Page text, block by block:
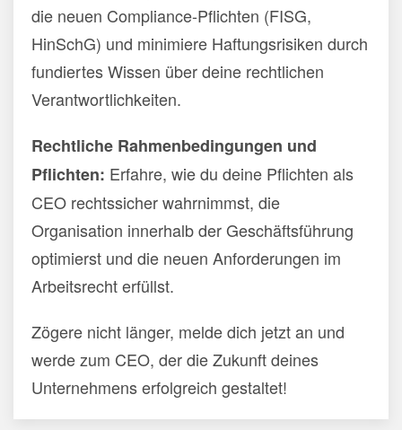
die neuen Compliance-Pflichten (FISG,
HinSchG) und minimiere Haftungsrisiken durch
fundiertes Wissen über deine rechtlichen
Verantwortlichkeiten.
Rechtliche Rahmenbedingungen und
Pflichten: Erfahre, wie du deine Pflichten als
CEO rechtssicher wahrnimmst, die
Organisation innerhalb der Geschäftsführung
optimierst und die neuen Anforderungen im
Arbeitsrecht erfüllst.
Zögere nicht länger, melde dich jetzt an und
werde zum CEO, der die Zukunft deines
Unternehmens erfolgreich gestaltet!